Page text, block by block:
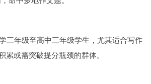
三年级至高中三年级学生，尤其适合写作
累或需突破提分瓶颈的群体。